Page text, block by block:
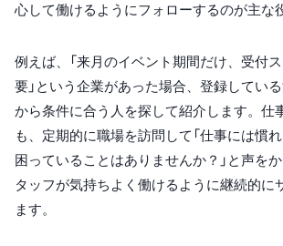
心して働けるようにフォローするのが主な
例えば、「来月のイベント期間だけ、受付
要」という企業があった場合、登録してい
から条件に合う人を探して紹介します。仕
も、定期的に職場を訪問して「仕事には慣れ
困っていることはありませんか？」と声を
タッフが気持ちよく働けるように継続的に
ます。